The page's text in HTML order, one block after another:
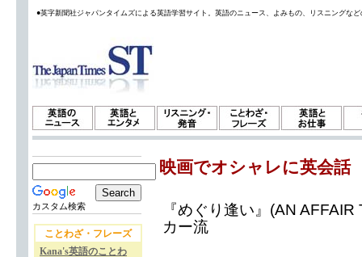
●英字新聞社ジャパンタイムズによる英語学習サイト。英語のニュース、よみもの、リスニングな
カスタム検索
ことわざ・フレーズ
Kana's英語のことわ
映画でオシャレに英会話
『めぐり逢い』(AN
カー流